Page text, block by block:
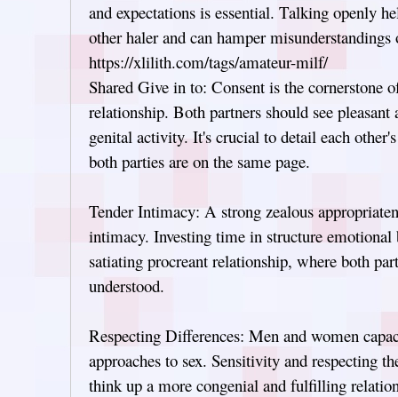
and expectations is essential. Talking openly
other haler and can hamper
https://xlilith.com/tags/amateur-milf/
Shared Give in to: Consent is the cornerstone
relationship. Both partners should see pleasant
genital activity. It's crucial to detail each
both parties are on the same page.
Tender Intimacy: A strong zealous
intimacy. Investing time in structure emotional
satiating procreant relationship, where both
understood.
Respecting Differences: Men and women
approaches to sex. Sensitivity and respecting
think up a more congenial and fulfilling